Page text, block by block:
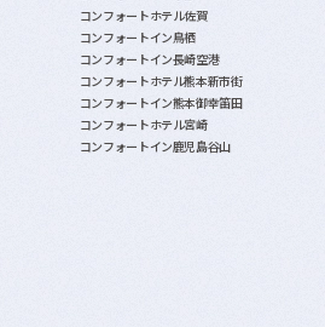
コンフォートホテル佐賀
コンフォートイン鳥栖
コンフォートイン長崎空港
コンフォートホテル熊本新市街
コンフォートイン熊本御幸笛田
コンフォートホテル宮崎
コンフォートイン鹿児島谷山